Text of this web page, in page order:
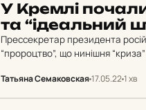
У Кремлі
та “іде­аль­ний
Прессекретар президента
“пророцтво”, що нинішня
Татьяна Семаковская17.05.221 хв